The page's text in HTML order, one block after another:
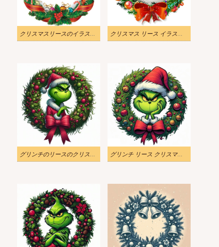
クリスマスリースのイラスト png ダウンロード クリスマス リース イラスト png イメージ 2
グリンチのリースのクリスマスイラスト グリンチ リース クリスマス イラスト 無料